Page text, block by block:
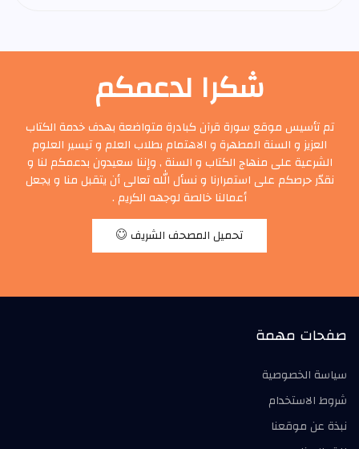
شكرا لدعمكم
تم تأسيس موقع سورة قرآن كبادرة متواضعة بهدف خدمة الكتاب
العزيز و السنة المطهرة و الاهتمام بطلاب العلم و تيسير العلوم
الشرعية على منهاج الكتاب و السنة , وإننا سعيدون بدعمكم لنا و
نقدّر حرصكم على استمرارنا و نسأل الله تعالى أن يتقبل منا و يجعل
أعمالنا خالصة لوجهه الكريم .
تحميل المصحف الشريف
صفحات مهمة
سياسة الخصوصية
شروط الاستخدام
نبذة عن موقعنا